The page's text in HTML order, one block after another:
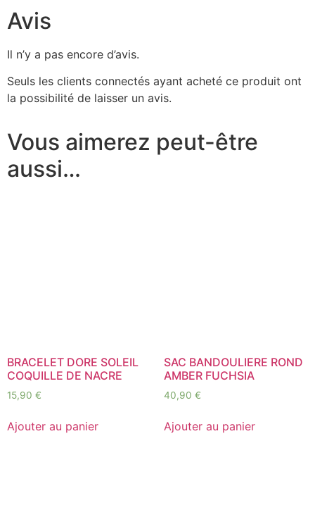
Avis
Il n’y a pas encore d’avis.
Seuls les clients connectés ayant acheté ce produit ont
la possibilité de laisser un avis.
Vous aimerez peut-être
aussi…
BRACELET DORE SOLEIL
COQUILLE DE NACRE
15,90 €
Ajouter au panier
SAC BANDOULIERE ROND
AMBER FUCHSIA
40,90 €
Ajouter au panier